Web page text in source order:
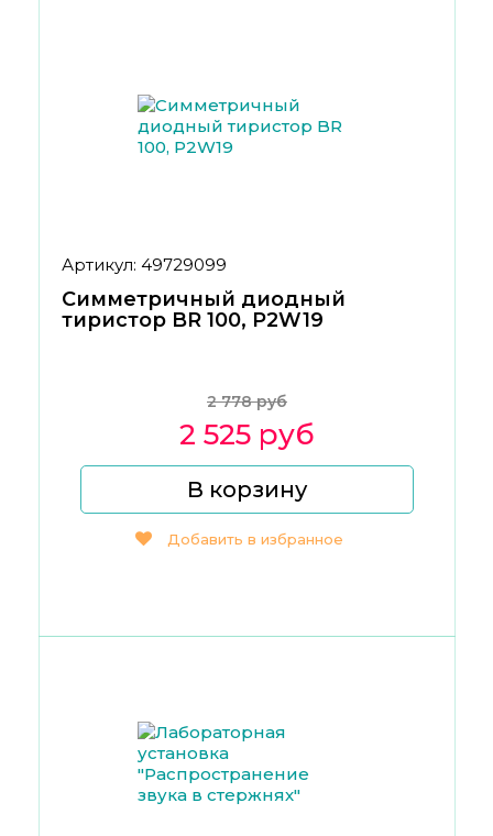
Артикул: 49729099
Симметричный диодный
тиристор BR 100, P2W19
2 778 руб
2 525 руб
В корзину
Добавить в избранное